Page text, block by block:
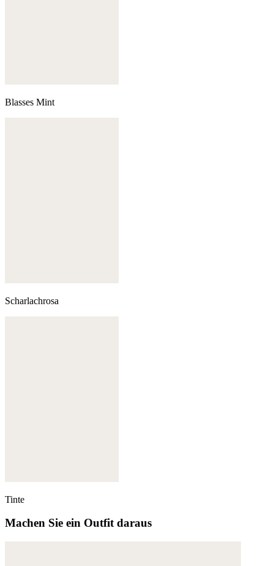
Blasses Mint
Scharlachrosa
Tinte
Machen Sie ein Outfit daraus